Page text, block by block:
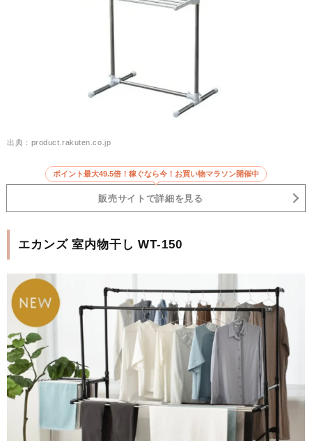
出典：product.rakuten.co.jp
ポイント最大49.5倍！稼ぐなら今！お買い物マラソン開催中
販売サイトで詳細を見る
エカンズ 室内物干し WT-150